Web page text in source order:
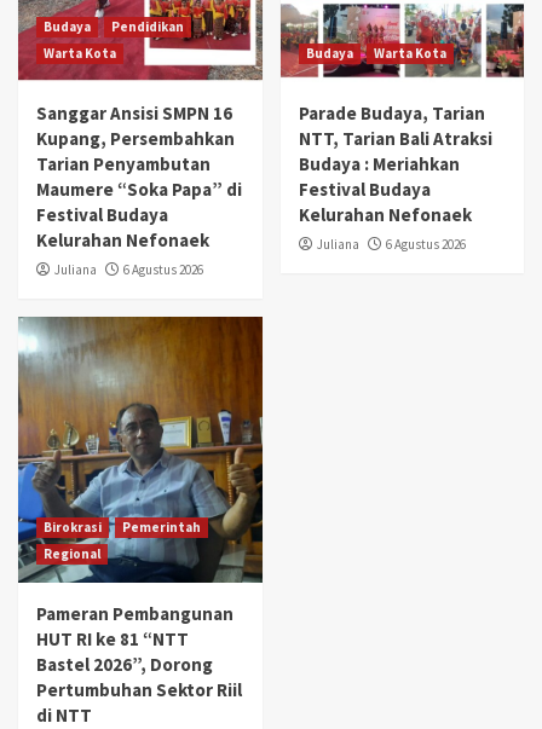
Budaya
Pendidikan
Warta Kota
Sanggar Ansisi SMPN 16
Kupang, Persembahkan
Tarian Penyambutan
Maumere “Soka Papa” di
Festival Budaya
Kelurahan Nefonaek
Juliana 6 Agustus 2026
Budaya Warta Kota
Parade Budaya, Tarian
NTT, Tarian Bali Atraksi
Budaya : Meriahkan
Festival Budaya
Kelurahan Nefonaek
Juliana 6 Agustus 2026
Birokrasi
Pemerintah
Regional
Pameran Pembangunan
HUT RI ke 81 “NTT
Bastel 2026”, Dorong
Pertumbuhan Sektor Riil
di NTT